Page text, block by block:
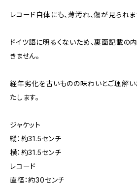
レコード自体にも、薄汚れ、傷が見られま
ドイツ語に明るくないため、裏面記載の
きません。
経年劣化を古いものの味わいとご理解
たします。
ジャケット
縦：約31.5センチ
横：約31.5センチ
レコード
直径：約30センチ